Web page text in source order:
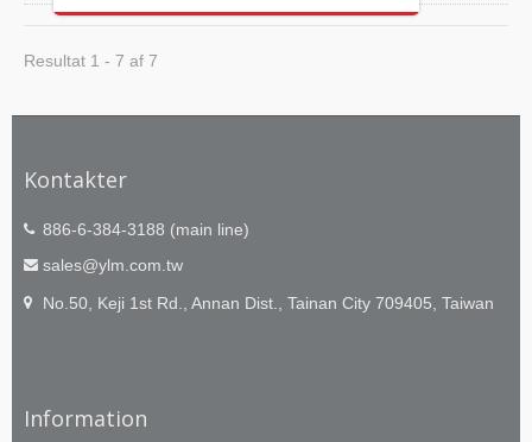
Resultat 1 - 7 af 7
Kontakter
886-6-384-3188 (main line)
sales@ylm.com.tw
No.50, Keji 1st Rd., Annan Dist., Tainan City 709405, Taiwan
Information